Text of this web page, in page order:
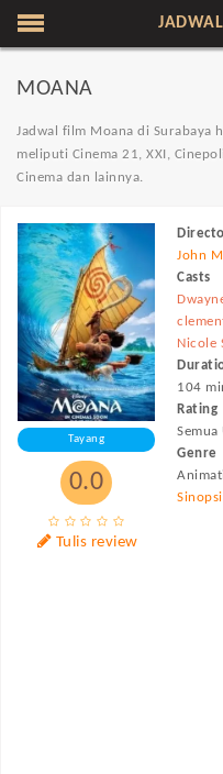
MOANA
Jadwal film Moana di Surabaya
meliputi Cinema 21, XXI,
Cinema dan lainnya.
Tayang
0.0
Tulis review
John
Casts
Nicole
104
Rating
Semua
Genre